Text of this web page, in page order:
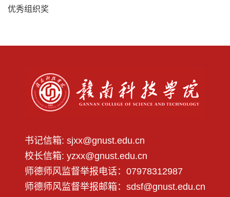
优秀组织奖
书记信箱: sjxx@gnust.edu.cn
校长信箱: yzxx@gnust.edu.cn
师德师风监督举报电话：07978312987
师德师风监督举报邮箱：sdsf@gnust.edu.cn